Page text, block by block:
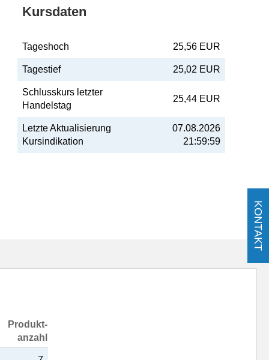
Kursdaten
Tageshoch 25,56 EUR
Tagestief 25,02 EUR
Schlusskurs letzter
Handelstag
25,44 EUR
Letzte Aktualisierung
Kursindikation
07.08.2026
21:59:59
Produkt-
anzahl
KONTAKT